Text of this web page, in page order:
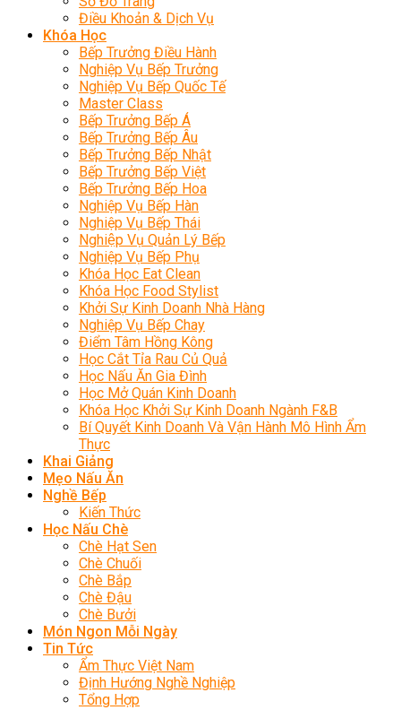
Điều Khoản & Dịch Vụ
Khóa Học
Bếp Trưởng Điều Hành
Nghiệp Vụ Bếp Trưởng
Nghiệp Vụ Bếp Quốc Tế
Master Class
Bếp Trưởng Bếp Á
Bếp Trưởng Bếp Âu
Bếp Trưởng Bếp Nhật
Bếp Trưởng Bếp Việt
Bếp Trưởng Bếp Hoa
Nghiệp Vụ Bếp Hàn
Nghiệp Vụ Bếp Thái
Nghiệp Vụ Quản Lý Bếp
Nghiệp Vụ Bếp Phụ
Khóa Học Eat Clean
Khóa Học Food Stylist
Khởi Sự Kinh Doanh Nhà Hàng
Nghiệp Vụ Bếp Chay
Điểm Tâm Hồng Kông
Học Cắt Tỉa Rau Củ Quả
Học Nấu Ăn Gia Đình
Học Mở Quán Kinh Doanh
Khóa Học Khởi Sự Kinh Doanh Ngành F&B
Bí Quyết Kinh Doanh Và Vận Hành Mô Hình Ẩm
Thực
Khai Giảng
Mẹo Nấu Ăn
Nghề Bếp
Kiến Thức
Học Nấu Chè
Chè Hạt Sen
Chè Chuối
Chè Bắp
Chè Đậu
Chè Bưởi
Món Ngon Mỗi Ngày
Tin Tức
Ẩm Thực Việt Nam
Định Hướng Nghề Nghiệp
Tổng Hợp